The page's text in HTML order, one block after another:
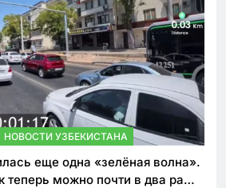
НОВОСТИ УЗБЕКИСТАНА
еще одна «зелёная волна».
теперь можно почти в два раза